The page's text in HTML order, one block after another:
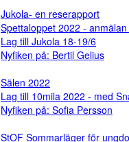
Jukola- en reserapport
Spettaloppet 2022 -
Lag till Jukola 18-19/6
Nyfiken på: Bertil Gelius
Sälen 2022
Lag till 10mila 2022 - med
Nyfiken på: Sofia Persson
StOF Sommarläger för